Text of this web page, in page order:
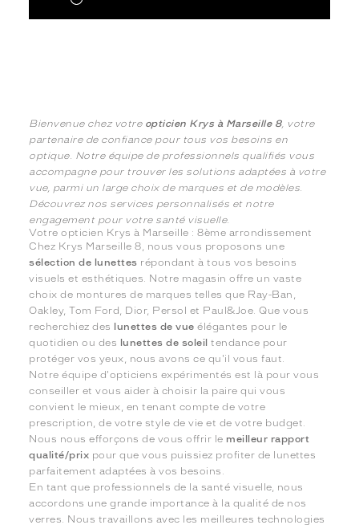
Bienvenue chez votre opticien Krys à Marseille 8, votre
partenaire de confiance pour tous vos besoins en
optique. Notre équipe de professionnels qualifiés vous
accompagne pour trouver les solutions adaptées à votre
vue, parmi un large choix de marques et de modèles.
Découvrez nos services personnalisés et notre
engagement pour votre santé visuelle.
Votre opticien Krys à Marseille : 8ème arrondissement
Chez Krys Marseille 8, nous vous proposons une
sélection de lunettes répondant à tous vos besoins
visuels et esthétiques. Notre magasin offre un vaste
choix de montures de marques telles que Ray-Ban,
Oakley, Tom Ford, Dior, Persol et Paul&Joe. Que vous
recherchiez des
lunettes de vue élégantes pour le
quotidien ou des lunettes de soleil tendance pour
protéger vos yeux, nous avons ce qu'il vous faut.
Notre équipe d'opticiens expérimentés est là pour vous
conseiller et vous aider à choisir la paire qui vous
convient le mieux, en tenant compte de votre
prescription, de votre style de vie et de votre budget.
Nous nous efforçons de vous offrir le meilleur rapport
qualité/prix pour que vous puissiez profiter de lunettes
parfaitement adaptées à vos besoins.
En tant que professionnels de la santé visuelle, nous
accordons une grande importance à la qualité de nos
verres. Nous travaillons avec les meilleures technologies